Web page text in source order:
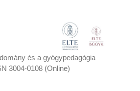
és a gyógypedagógia
3004-0108 (Online)